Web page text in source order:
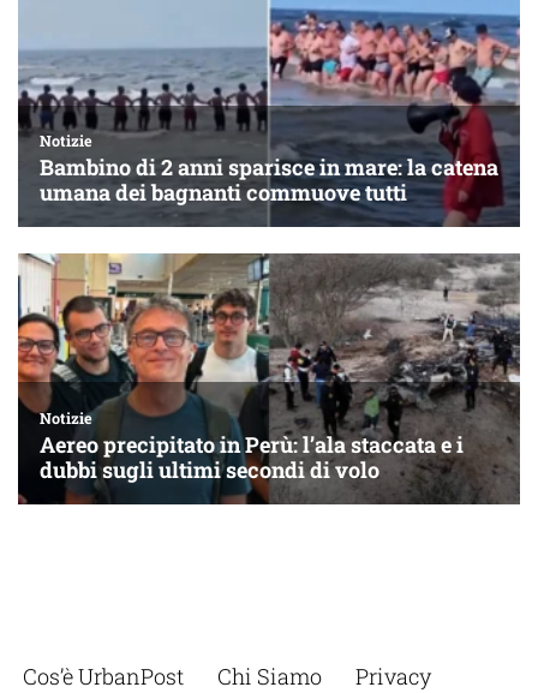
Cos’è UrbanPost Chi Siamo Privacy